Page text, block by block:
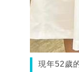
現年52歲